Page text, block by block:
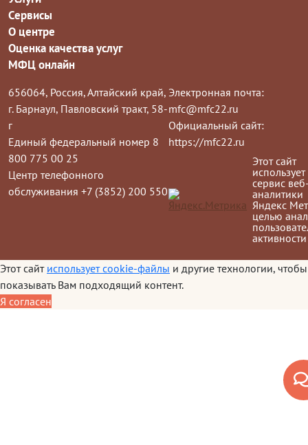
Сервисы
О центре
Оценка качества услуг
МФЦ онлайн
656064, Россия, Алтайский край,
г. Барнаул, Павловский тракт, 58-
г
Единый федеральный номер 8
800 775 00 25
Центр телефонного
обслуживания +7 (3852) 200 550
Электронная почта:
mfc@mfc22.ru
Официальный сайт:
https://mfc22.ru
Этот сайт
использует
сервис
аналитики
Яндекс
целью
активности
Этот сайт использует cookie-файлы и другие технологии, чтобы
показывать Вам подходящий контент.
Я согласен